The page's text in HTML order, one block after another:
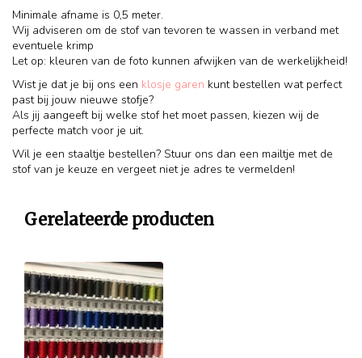
Minimale afname is 0,5 meter.
Wij adviseren om de stof van tevoren te wassen in verband met
eventuele krimp
Let op: kleuren van de foto kunnen afwijken van de werkelijkheid!
Wist je dat je bij ons een klosje garen kunt bestellen wat perfect
past bij jouw nieuwe stofje?
Als jij aangeeft bij welke stof het moet passen, kiezen wij de
perfecte match voor je uit.
Wil je een staaltje bestellen? Stuur ons dan een mailtje met de
stof van je keuze en vergeet niet je adres te vermelden!
Gerelateerde producten